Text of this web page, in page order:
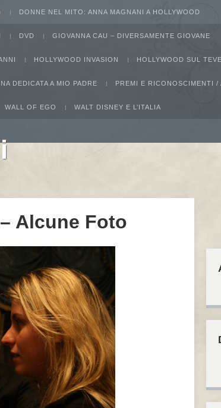
DONNE NEL MITO: ANNA MAGNANI A HOLLYWOOD
DVD GIOVANNA CAU – DIVERSAMENTE GIOVANE
HOLLYWOOD INVASION HOLLYWOOD SUL
DEDICATA A MIO PADRE PREMI E RICONOSCIMENTI /
WALL OF EGO WALT DISNEY E L’ITALIA
Alcune Foto